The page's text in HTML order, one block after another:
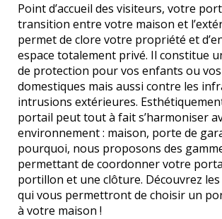
Point d’accueil des visiteurs, votre
transition entre votre maison et
permet de clore votre propriété et
espace totalement privé. Il constitue
de protection pour vos enfants ou
domestiques mais aussi contre les
intrusions extérieures.
portail peut tout à fait s’harmoniser
environnement : maison, porte de
pourquoi, nous proposons des
permettant de coordonner votre
portillon et une clôture. Découvrez
qui vous permettront de choisir un
à votre maison !